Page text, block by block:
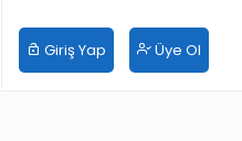
Giriş Yap Üye Ol